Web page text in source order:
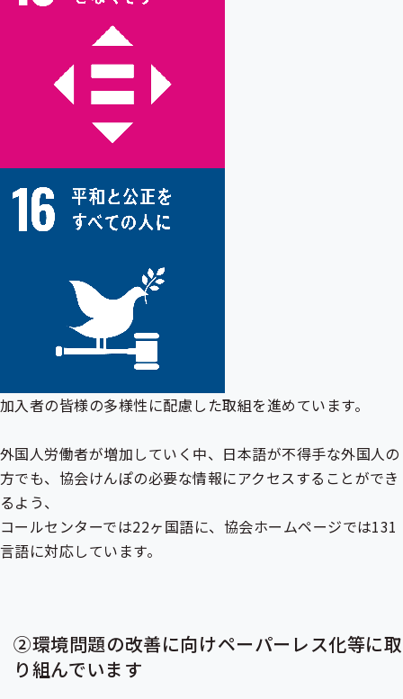
加入者の皆様の多様性に配慮した取組を進めています。
外国人労働者が増加していく中、日本語が不得手な外国人の
方でも、協会けんぽの必要な情報にアクセスすることができ
るよう、
コールセンターでは22ヶ国語に、協会ホームページでは131
言語に対応しています。
②環境問題の改善に向けペーパーレス化等に取
り組んでいます